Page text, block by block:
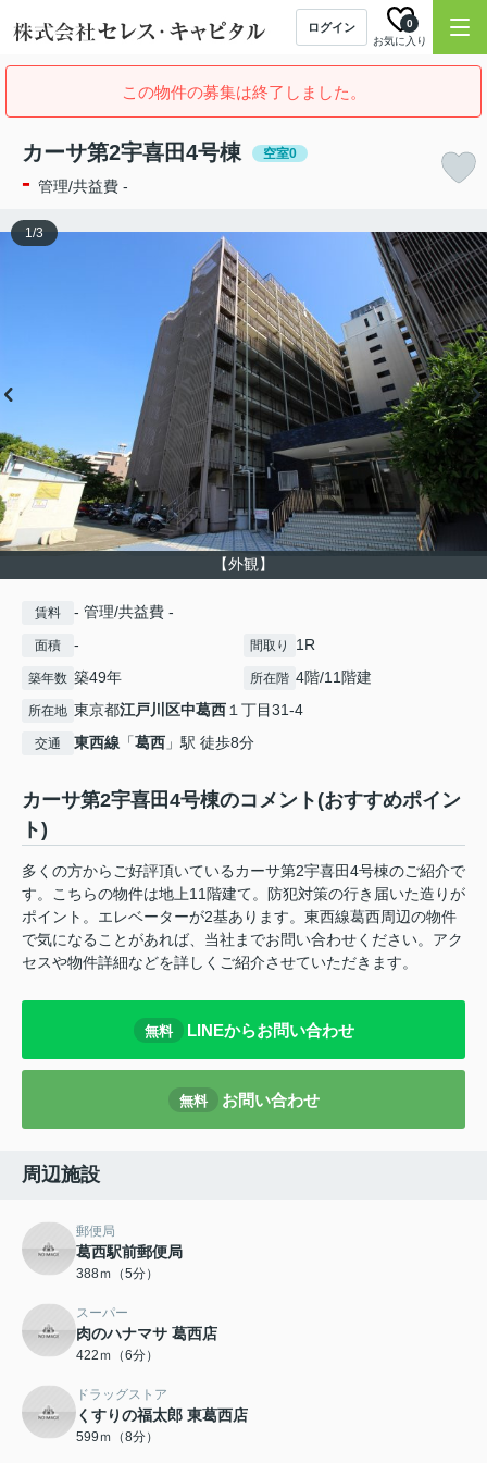
ログイン
お気に入り
0
この物件の募集は終了しました。
カーサ第2宇喜田4号棟 空室0
- 管理/共益費 -
【外観】
1/3
賃料 - 管理/共益費 -
面積 - 間取り 1R
築年数 築49年 所在階 4階/11階建
所在地 東京都江戸川区中葛西１丁目31-4
交通 東西線 「葛西 」駅 徒歩8分
カーサ第2宇喜田4号棟のコメント(おすすめポイン
ト)
多くの方からご好評頂いているカーサ第2宇喜田4号棟のご紹介で
す。こちらの物件は地上11階建て。防犯対策の行き届いた造りが
ポイント。エレベーターが2基あります。東西線葛西周辺の物件
で気になることがあれば、当社までお問い合わせください。アク
セスや物件詳細などを詳しくご紹介させていただきます。
無料 LINEからお問い合わせ
無料 お問い合わせ
周辺施設
郵便局
葛西駅前郵便局
388ｍ（5分）
スーパー
肉のハナマサ 葛西店
422ｍ（6分）
ドラッグストア
くすりの福太郎 東葛西店
599ｍ（8分）